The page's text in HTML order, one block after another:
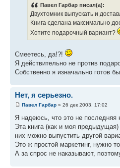
Павел Гарбар писал(а):
Двухтомник выпускать и
Книга сделана максимально
Хотите подарочный вариант?
Смеетесь, да!?!
Я действительно не против
Собственно я изначально готов
Нет, я серьезно.
Павел Гарбар » 26 дек 2003, 17:02
Я надеюсь, что это не последняя
Эта книга (как и моя
них можно выпустить другой
Это ж простой маркетинг, нужно
А за спрос не наказывают,